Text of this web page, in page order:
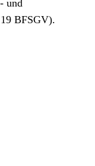
und
BFSGV).